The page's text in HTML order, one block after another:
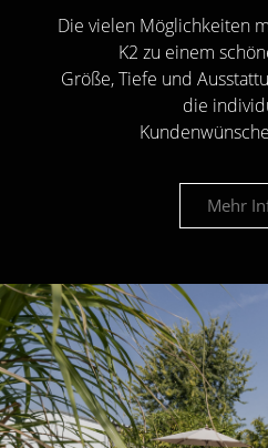
Die vielen Möglichkeiten
K2 zu einem
Größe, Tiefe und
die
Mehr